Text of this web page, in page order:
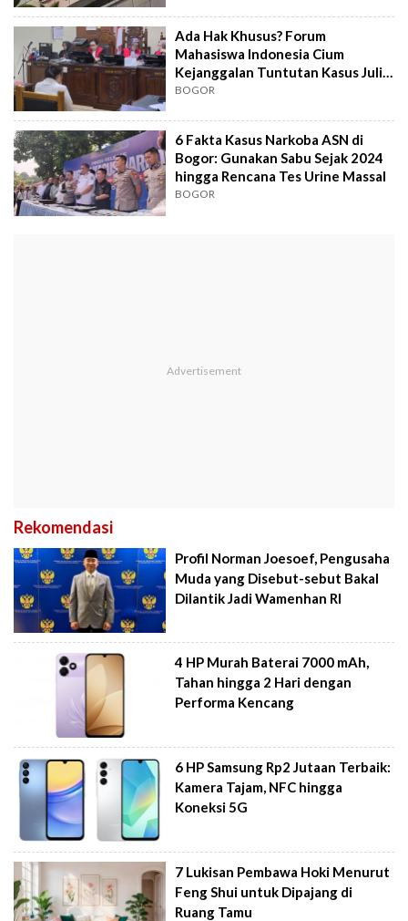
Ada Hak Khusus? Forum
Mahasiswa Indonesia Cium
Kejanggalan Tuntutan Kasus Julia
Tobing
BOGOR
6 Fakta Kasus Narkoba ASN di
Bogor: Gunakan Sabu Sejak 2024
hingga Rencana Tes Urine Massal
BOGOR
Rekomendasi
Profil Norman Joesoef, Pengusaha
Muda yang Disebut-sebut Bakal
Dilantik Jadi Wamenhan RI
4 HP Murah Baterai 7000 mAh,
Tahan hingga 2 Hari dengan
Performa Kencang
6 HP Samsung Rp2 Jutaan Terbaik:
Kamera Tajam, NFC hingga
Koneksi 5G
7 Lukisan Pembawa Hoki Menurut
Feng Shui untuk Dipajang di
Ruang Tamu